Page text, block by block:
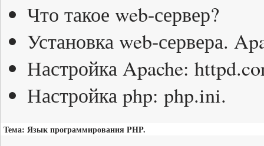
Что такое web-сервер?
Установка web-сервера.
Настройка Apache:
Настройка php: php.ini.
Тема: Язык программирования PHP.